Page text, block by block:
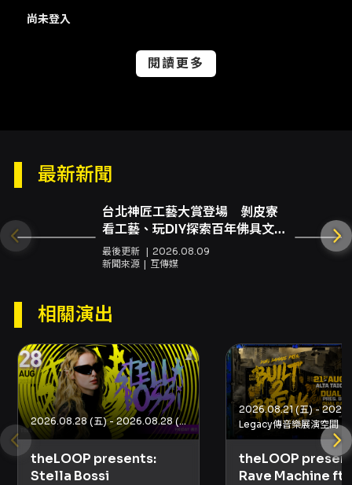
- 官方 Facebook：
主辦與售票： - 主辦：歐達休閒娛樂有限公司 -
售票平台：KKTIX（活動頁面與購票連結以
恕無法補發，請妥善保管。 - 18 歲以下不得入
場，入場時請攜帶票券及有效照片證件以供查
機、錄音錄影器材、雷射筆、煙火、任何危險物
品、任何槍械、刀械等。 - 嚴禁攜帶或吸食、販
賣任何管制藥品，違者將移送警方處理。 - 主辦
單位保留驅離酗酒或神智不清者之權利。 - 依隊
為準。 - 若場館已達容留人數上限，將停止銷售
現場票；購票前請留意剩餘票券狀態。 - 退票機
一辦理：退票期限為演出日前 10 日（不含演出
日），並酌收票面金額 10% 手續費，詳情依
KKTIX 退換票規定。 - 請勿透過非 KKTIX 授權
通路購票，非授權票券恕無法保證入場或受主辦
單位承認，轉售加價可能涉及違法風險。 - 入場
後若發現視線受阻，請於演出開始後 10 分鐘內向
現場工作人員反映；逾期視同無異議。
尚未登入
閱讀更多
最新新聞
台北神匠工藝大賞登場 剝皮寮
看工藝、玩DIY探索百年佛具文
化
最後更新
2026.08.09
新聞來源
互傳媒
相關演出
2026.08.28 (五) - 2026.08.28 (五)
theLOOP presents:
Stella Bossi
Legacy傳音樂展演空間
theLOOP
Rave Machine ft.